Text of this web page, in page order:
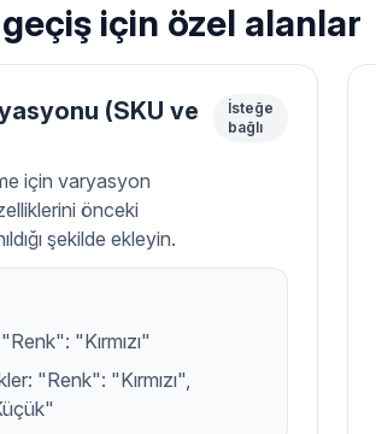
için özel alanlar
(SKU ve
için varyasyon
önceki
şekilde ekleyin.
İsteğe
bağlı
"Kırmızı"
"Renk": "Kırmızı",